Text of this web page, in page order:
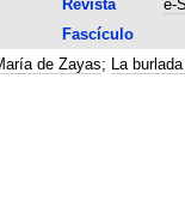
Revista
e-
Fascículo
de Zayas; La